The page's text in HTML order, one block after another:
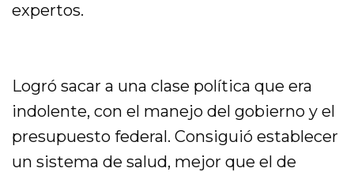
expertos.
Logró sacar a una clase política que era
indolente, con el manejo del gobierno y el
presupuesto federal. Consiguió establecer
un sistema de salud, mejor que el de